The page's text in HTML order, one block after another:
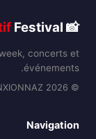
📸
Festival
concerts et
événements.
© 2026 Brice ANXIONNAZ
Navigation